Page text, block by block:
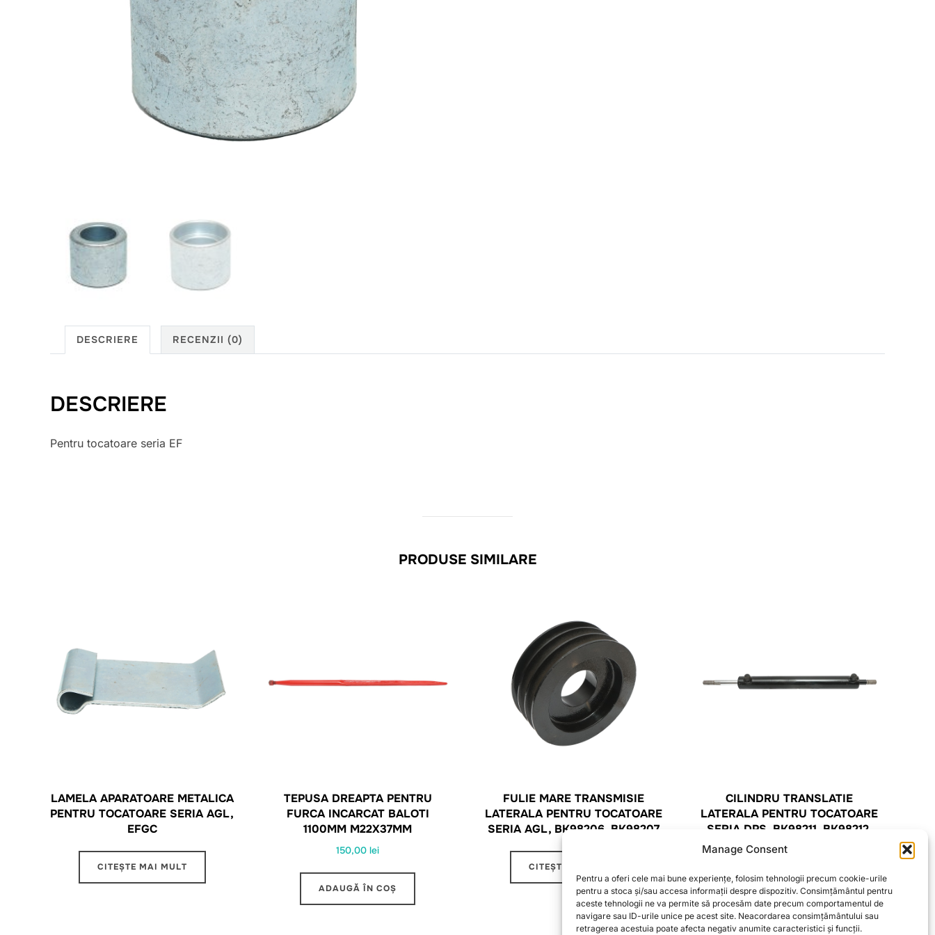
Manage Consent
Pentru a oferi cele mai bune experiențe, folosim tehnologii precum cookie-urile
pentru a stoca și/sau accesa informații despre dispozitiv. Consimțământul pentru
aceste tehnologii ne va permite să procesăm date precum comportamentul de
navigare sau ID-urile unice pe acest site. Neacordarea consimțământului sau
retragerea acestuia poate afecta negativ anumite caracteristici și funcții.
DESCRIERE RECENZII (0)
DESCRIERE
Pentru tocatoare seria EF
PRODUSE SIMILARE
LAMELA APARATOARE METALICA
PENTRU TOCATOARE SERIA AGL,
EFGC
CITEȘTE MAI MULT
TEPUSA DREAPTA PENTRU
FURCA INCARCAT BALOTI
1100MM M22X37MM
150,00lei
ADAUGĂ ÎN COȘ
FULIE MARE TRANSMISIE
LATERALA PENTRU TOCATOARE
SERIA AGL, BK98206, BK98207
CITEȘTE MAI MULT
CILINDRU TRANSLATIE
LATERALA PENTRU TOCATOARE
SERIA DPS, BK98211, BK98212,
BK98213, BK98214
CITEȘTE MAI MULT